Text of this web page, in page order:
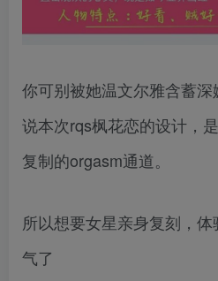
你可别被她温文尔雅含蓄
说本次rqs枫花恋的设计，
复制的orgasm通道。
所以想要女星亲身复刻，
气了